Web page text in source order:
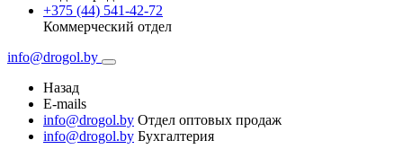
+375 (44) 541-42-72
Коммерческий отдел
info@drogol.by
Назад
E-mails
info@drogol.by Отдел оптовых продаж
info@drogol.by Бухгалтерия